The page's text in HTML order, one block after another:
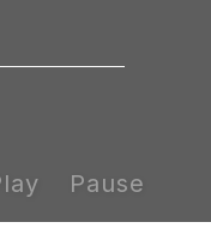
Pause